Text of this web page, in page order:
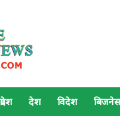
देश विदेश बिजनेस